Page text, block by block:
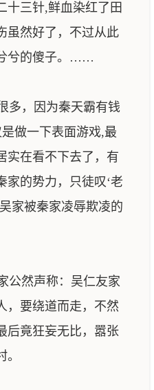
十三针,鲜血染红了田
虽然好了，不过从此
兮的傻子。……
多，因为秦天霸有钱
做一下表面游戏,最
实在看不下去了，有
家的势力，只徒叹‘老
家被秦家凌辱欺凌的
公然声称：吴仁友家
，要绕道而走，不然
后竟狂妄无比，嚣张